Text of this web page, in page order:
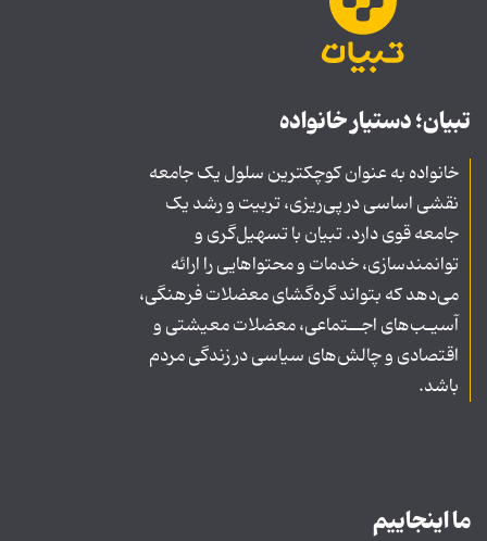
تبیان؛ دستیار خانواده
خانواده به عنوان کوچکترین سلول یک جامعه
نقشی اساسی در پی‌ریزی، تربیت و رشد یک
جامعه قوی دارد. تبیان با تسهیل‌گری و
توانمندسازی، خدمات و محتواهایی را ارائه
می‌دهد که بتواند گره‌گشای معضلات فرهنگی،
آسیـب‌های اجــتماعی، معضلات معیشتی و
اقتصادی و چالش‌های سیاسی در زندگی مردم
باشد.
ما اینجاییم